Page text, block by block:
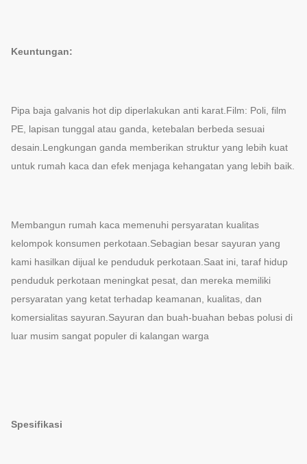
Keuntungan:
Pipa baja galvanis hot dip diperlakukan anti karat.Film: Poli, film
PE, lapisan tunggal atau ganda, ketebalan berbeda sesuai
desain.Lengkungan ganda memberikan struktur yang lebih kuat
untuk rumah kaca dan efek menjaga kehangatan yang lebih baik.
Membangun rumah kaca memenuhi persyaratan kualitas
kelompok konsumen perkotaan.Sebagian besar sayuran yang
kami hasilkan dijual ke penduduk perkotaan.Saat ini, taraf hidup
penduduk perkotaan meningkat pesat, dan mereka memiliki
persyaratan yang ketat terhadap keamanan, kualitas, dan
komersialitas sayuran.Sayuran dan buah-buahan bebas polusi di
luar musim sangat populer di kalangan warga
Spesifikasi